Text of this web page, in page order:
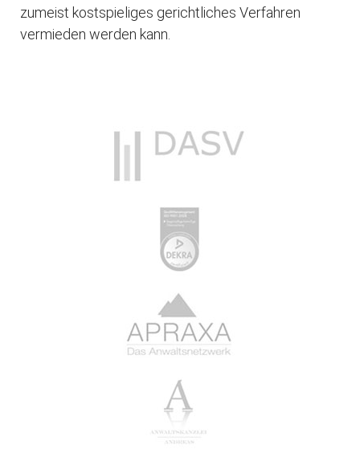
zumeist kostspieliges gerichtliches Verfahren
vermieden werden kann.